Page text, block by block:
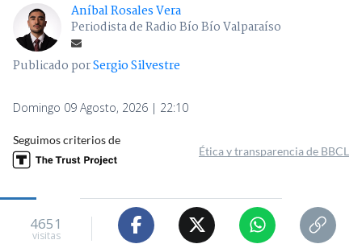
Aníbal Rosales Vera
Periodista de Radio Bío Bío Valparaíso
Publicado porSergio Silvestre
Domingo 09 Agosto, 2026 | 22:10
Seguimos criterios de
Ética y transparencia de BBCL
4651
visitas